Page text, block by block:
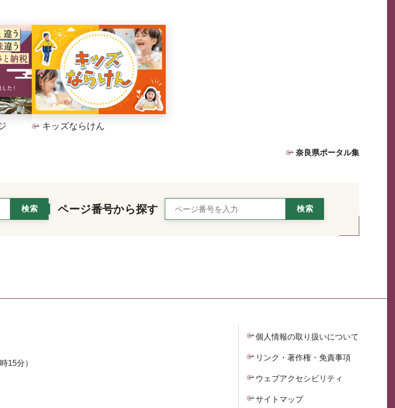
キッズならけん
奈良県ポータル集
ページ番号から探す
15分）
個人情報の取り扱いについて
リンク・著作権・免責事項
ウェブアクセシビリティ
サイトマップ